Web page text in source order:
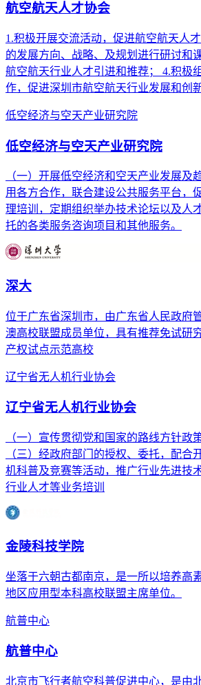
航空航天人才协会
1.积极开展交流活动，促进航空航天人
的发展方向、战略、及规划进行研讨和
航空航天行业人才引进和推荐； 4.积极
作，促进深圳市航空航天行业发展和创
低空经济与空天产业研究院
低空经济与空天产业研究院
（一）开展低空经济和空天产业发展
用各方合作，联合建设公共服务平台，
理培训，定期组织举办技术论坛以及人
托的各类服务咨询项目和其他服务。
深大
位于广东省深圳市，由广东省人民政府
澳高校联盟成员单位，具有推荐免试研
产权试点示范高校
辽宁省无人机行业协会
辽宁省无人机行业协会
（一）宣传贯彻党和国家的路线方针
（三）经政府部门的授权、委托，配
机科普及竞赛等活动，推广行业先进技
行业人才等业务培训
金陵科技学院
坐落于六朝古都南京，是一所以培养高
地区应用型本科高校联盟主席单位。
航普中心
航普中心
北京市飞行者航空科普促进中心，是由